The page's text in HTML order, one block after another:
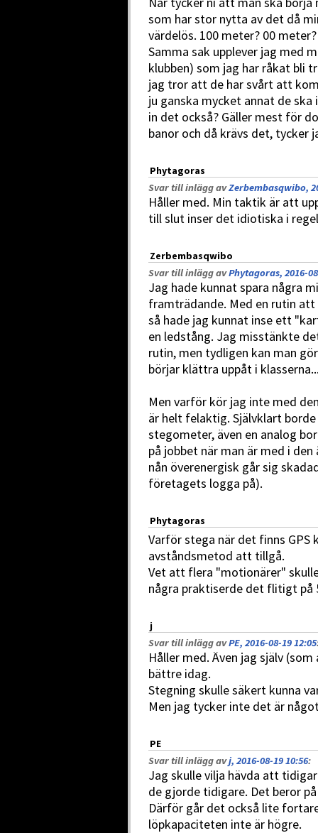
som har stor nytta av det då
värdelös. 100 meter? 00
Samma sak upplever jag med
klubben) som jag har råkat bli
jag tror att de har svårt att
ju ganska mycket annat de
in det också? Gäller mest för
banor och då krävs det, tycker
Phytagoras
Svar till inlägg avZerbembasqwibo,
Håller med. Min taktik är att
till slut inser det idiotiska i
Zerbembasqwibo
Svar till inlägg avPhytagoras, 2016-
Jag hade kunnat spara några
framträdande. Med en rutin
så hade jag kunnat inse ett
en ledstång. Jag misstänkte
rutin, men tydligen kan man
börjar klättra uppåt i
Men varför kör jag inte med
är helt felaktig. Självklart
stegometer, även en analog
på jobbet när man är med i
nån överenergisk går sig
företagets logga på).
Phytagoras
Varför stega när det finns GPS
avståndsmetod att tillgå.
Vet att flera "motionärer"
några praktiserde det flitigt på
j
Svar till inlägg avPE, 2016-08-19 12:05
Håller med. Även jag själv
bättre idag.
Stegning skulle säkert kunna
Men jag tycker inte det är
PE
Svar till inlägg avj, 2016-08-19 10:56:
Jag skulle vilja hävda att
de gjorde tidigare. Det beror
Därför går det också lite
löpkapaciteten inte är högre.